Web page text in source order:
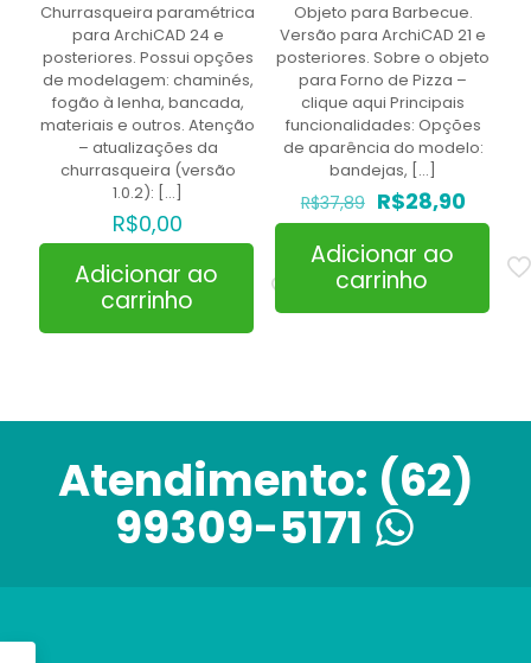
Churrasqueira paramétrica
para ArchiCAD 24 e
posteriores. Possui opções
de modelagem: chaminés,
fogão à lenha, bancada,
materiais e outros. Atenção
– atualizações da
churrasqueira (versão
1.0.2): […]
R$0,00
Adicionar ao
carrinho
Objeto para Barbecue.
Versão para ArchiCAD 21 e
posteriores. Sobre o objeto
para Forno de Pizza –
clique aqui Principais
funcionalidades: Opções
de aparência do modelo:
bandejas, […]
R$37,89 O
preço
original
era:
R$37,89.
R$28,90O
preço
Adicionar ao
carrinho
Atendimento: (62)
99309-5171